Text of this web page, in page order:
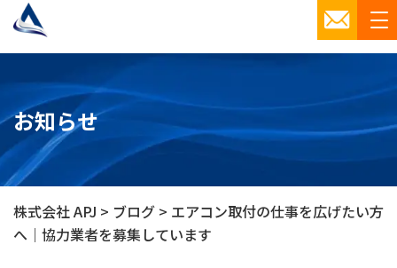
お知らせ
株式会社 APJ > ブログ > エアコン取付の仕事を広げたい方
へ｜協力業者を募集しています